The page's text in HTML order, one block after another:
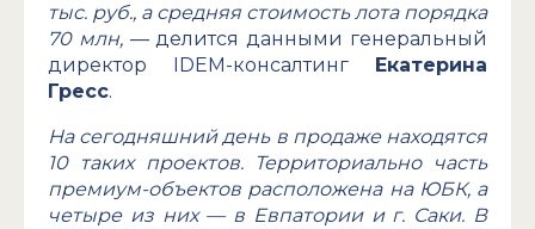
тыс. руб., а средняя стоимость лота порядка
70 млн,— делится данными генеральный
директор IDEM-консалтинг
Екатерина
Гресс.
На сегодняшний день в продаже находятся
10 таких проектов. Территориально часть
премиум-объектов расположена на ЮБК, а
четыре из них — в Евпатории и г. Саки. В